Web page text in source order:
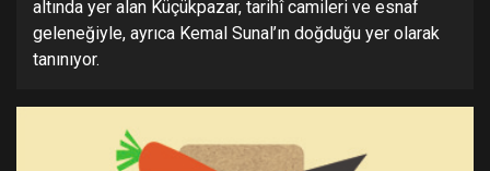
altında yer alan Küçükpazar, tarihî camileri ve esnaf
geleneğiyle, ayrıca Kemal Sunal’ın doğduğu yer olarak
tanınıyor.